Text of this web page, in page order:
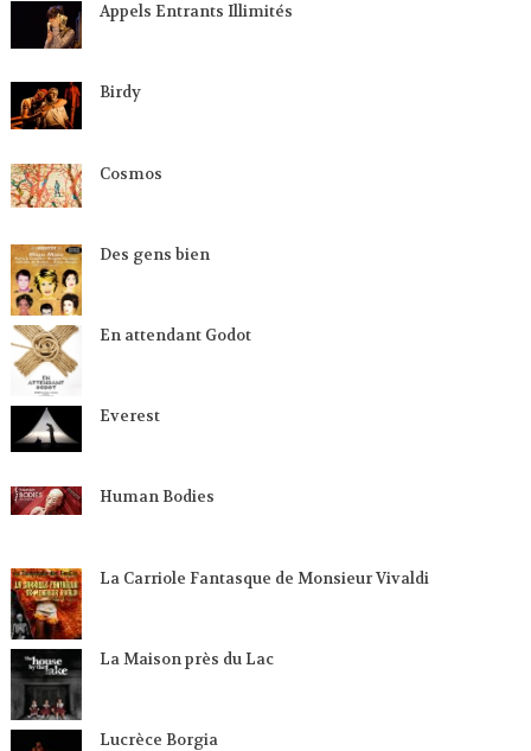
Appels Entrants Illimités
Birdy
Cosmos
Des gens bien
En attendant Godot
Everest
Human Bodies
La Carriole Fantasque de Monsieur Vivaldi
La Maison près du Lac
Lucrèce Borgia